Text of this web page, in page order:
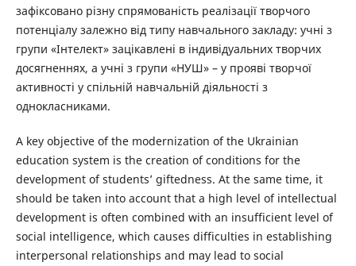
зафіксовано різну спрямованість реалізації творчого
потенціалу залежно від типу навчального закладу: учні з
групи «Інтелект» зацікавлені в індивідуальних творчих
досягненнях, а учні з групи «НУШ» – у прояві творчої
активності у спільній навчальній діяльності з
однокласниками.
A key objective of the modernization of the Ukrainian
education system is the creation of conditions for the
development of students’ giftedness. At the same time, it
should be taken into account that a high level of intellectual
development is often combined with an insufficient level of
social intelligence, which causes difficulties in establishing
interpersonal relationships and may lead to social